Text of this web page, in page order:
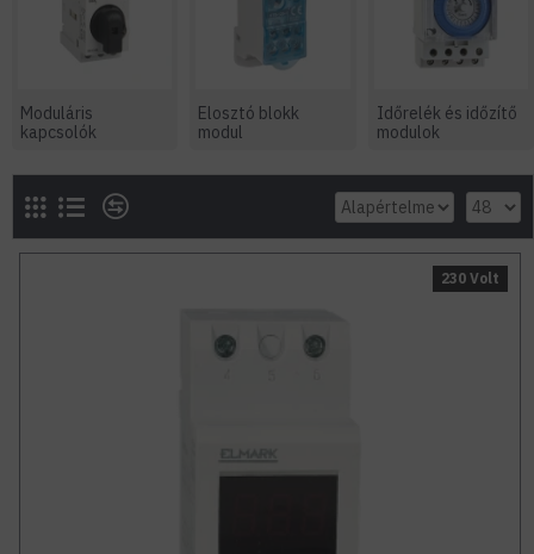
Moduláris
kapcsolók
Elosztó blokk
modul
Időrelék és időzítő
modulok
230 Volt